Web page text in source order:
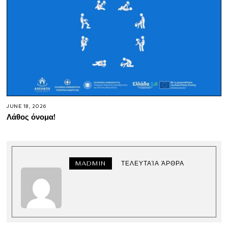
JUNE 18, 2026
Λάθος όνομα!
MADMIN ΤΕΛΕΥΤΑΊΑ ΆΡΘΡΑ